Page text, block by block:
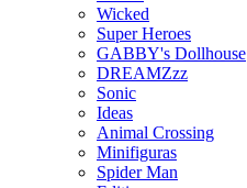
Wicked
Super Heroes
GABBY's Dollhouse
DREAMZzz
Sonic
Ideas
Animal Crossing
Minifiguras
Spider Man